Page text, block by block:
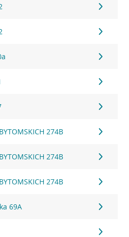
274B
274B
274B
69A